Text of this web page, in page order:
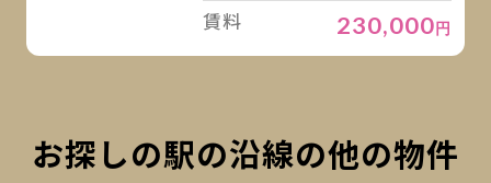
賃料 230,000円
お探しの駅の沿線の他の物件